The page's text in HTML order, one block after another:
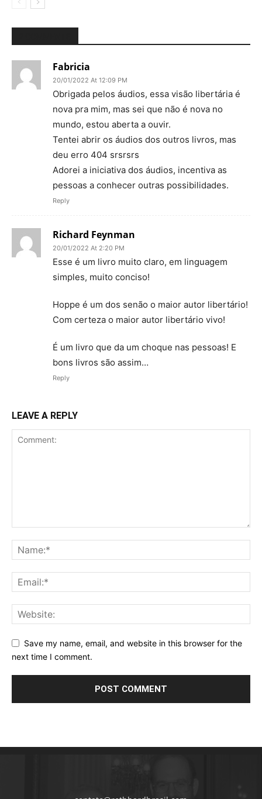
Fabricia
20/01/2022 At 12:09 PM
Obrigada pelos áudios, essa visão libertária é
nova pra mim, mas sei que não é nova no
mundo, estou aberta a ouvir.
Tentei abrir os áudios dos outros livros, mas
deu erro 404 srsrsrs
Adorei a iniciativa dos áudios, incentiva as
pessoas a conhecer outras possibilidades.
Reply
Richard Feynman
20/01/2022 At 2:20 PM
Esse é um livro muito claro, em linguagem
simples, muito conciso!
Hoppe é um dos senão o maior autor libertário!
Com certeza o maior autor libertário vivo!
É um livro que da um choque nas pessoas! E
bons livros são assim…
Reply
LEAVE A REPLY
Save my name, email, and website in this browser for the
next time I comment.